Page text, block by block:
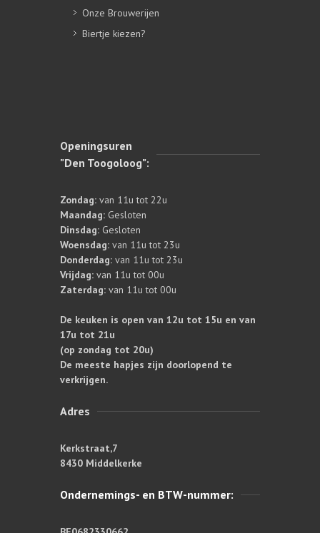
Onze Brouwerijen
Biertje kiezen?
Openingsuren
"Den Toogoloog":
Zondag: van 11u tot 22u
Maandag: Gesloten
Dinsdag: Gesloten
Woensdag: van 11u tot 23u
Donderdag: van 11u tot 23u
Vrijdag: van 11u tot 00u
Zaterdag: van 11u tot 00u
De keuken is open van 12u tot 15u en van
17u tot 21u
(op zondag tot 20u)
De meeste hapjes zijn doorlopend te
verkrijgen.
Adres
Kerkstraat,7
8430 Middelkerke
Ondernemings- en BTW-nummer: